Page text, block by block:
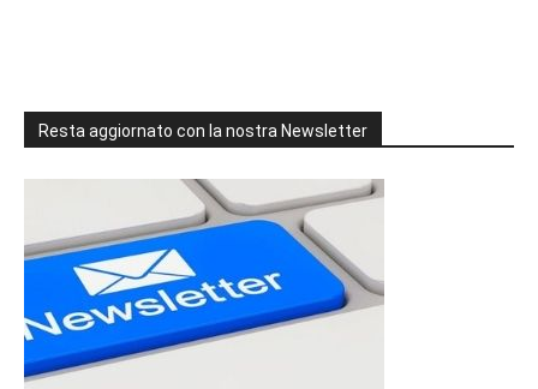
Resta aggiornato con la nostra Newsletter